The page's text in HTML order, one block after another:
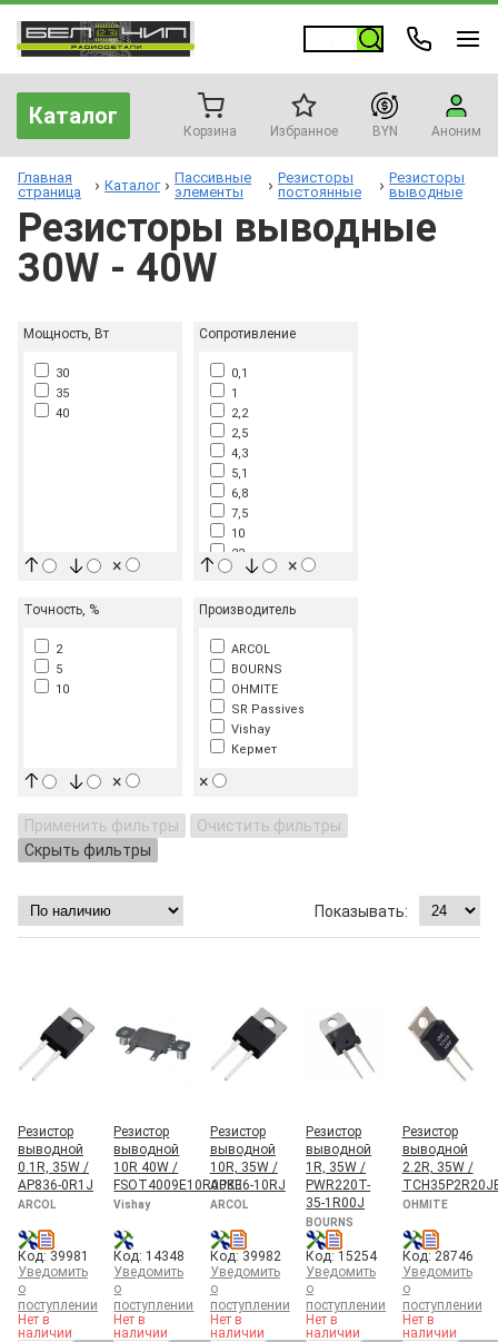
Каталог
Корзина Избранное BYN Аноним
Главная
страница
Каталог
Пассивные
элементы
Резисторы
постоянные
Резисторы
выводные
Резисторы выводные
30W - 40W
Мощность, Вт
30
35
40
×
Сопротивление
0,1
1
2,2
2,5
4,3
5,1
6,8
7,5
10
22
27
×
Точность, %
2
5
10
×
Производитель
ARCOL
BOURNS
OHMITE
SR Passives
Vishay
Кермет
×
Применить фильтры
Очистить фильтры
Скрыть фильтры
Резистор
выводной
0.1R, 35W /
AP836-0R1J
ARCOL
Код: 39981
Уведомить
о
поступлении
Нет в
наличии
Резистор
выводной
10R 40W /
FSOT4009E10R00KE
Vishay
Код: 14348
Уведомить
о
поступлении
Нет в
наличии
Резистор
выводной
10R, 35W /
AP836-10RJ
ARCOL
Код: 39982
Уведомить
о
поступлении
Нет в
наличии
Резистор
выводной
1R, 35W /
PWR220T-
35-1R00J
BOURNS
Код: 15254
Уведомить
о
поступлении
Нет в
наличии
Резистор
выводной
2.2R, 35W /
OHMITE
Код: 28746
Уведомить
о
поступлении
Нет в
наличии